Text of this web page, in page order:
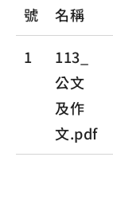
號
名稱
1
113_
公文
及作
文.pdf